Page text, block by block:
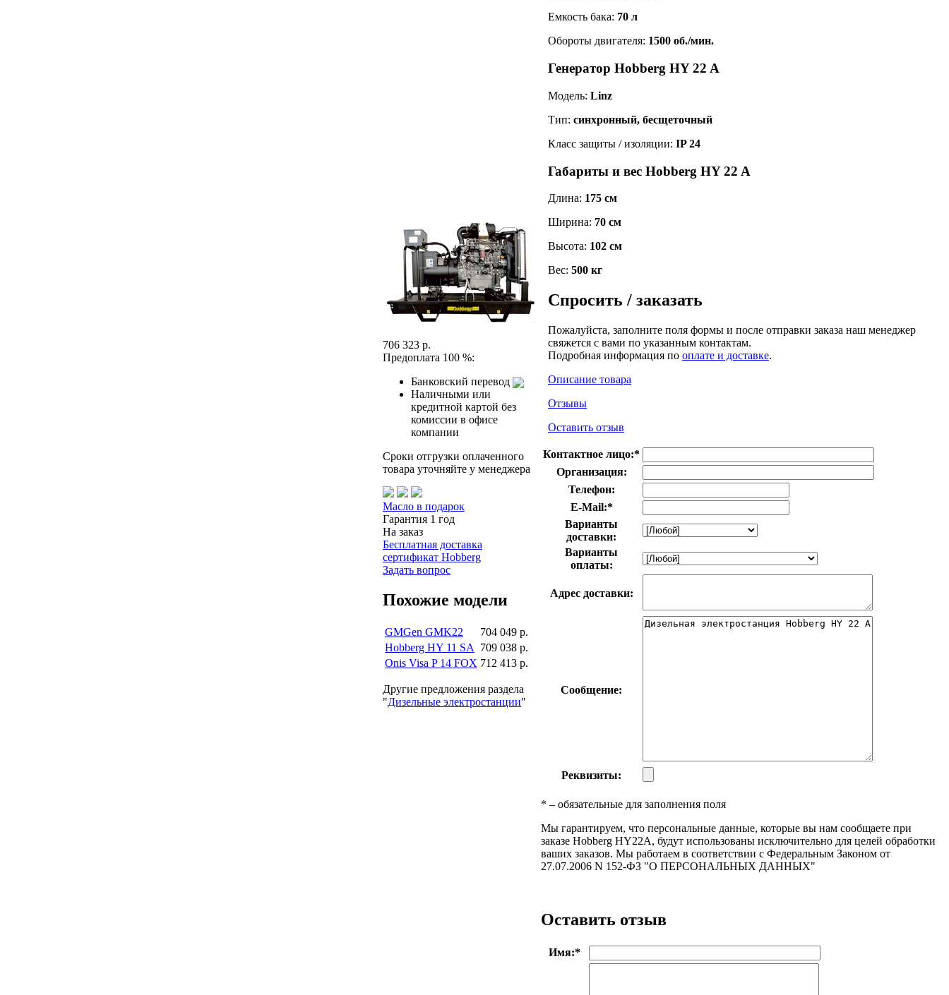
706 323 р.
Предоплата 100 %:
Банковский перевод
Наличными или
кредитной картой без
комиссии в офисе
компании
Сроки отгрузки оплаченного
товара уточняйте у менеджера
Масло в подарок
Гарантия 1 год
На заказ
Бесплатная доставка
сертификат Hobberg
Задать вопрос
Похожие модели
GMGen GMK22
704 049 р.
Hobberg HY 11 SA
709 038 р.
Onis Visa P 14 FOX 712 413 р.
Другие предложения раздела
"Дизельные электростанции"
Емкость бака: 70 л
Обороты двигателя: 1500 об./мин.
Генератор Hobberg HY 22 A
Модель: Linz
Тип: синхронный, бесщеточный
Класс защиты / изоляции: IP 24
Габариты и вес Hobberg HY 22 A
Длина: 175 см
Ширина: 70 см
Высота: 102 см
Вес: 500 кг
Спросить / заказать
Пожалуйста, заполните поля формы и после отправки заказа наш менеджер
свяжется с вами по указанным контактам.
Подробная информация по оплате и доставке.
Описание товара
Отзывы
Оставить отзыв
Контактное лицо:*
Организация:
Телефон:
E-Mail:*
Варианты
доставки:
Варианты
оплаты:
Адрес доставки:
Сообщение:
Реквизиты:
* – обязательные для заполнения поля
Мы гарантируем, что персональные данные, которые вы нам сообщаете при
заказе Hobberg HY22A, будут использованы исключительно для целей обработки
ваших заказов. Мы работаем в соответствии с Федеральным Законом от
27.07.2006 N 152-ФЗ "О ПЕРСОНАЛЬНЫХ ДАННЫХ"
Оставить отзыв
Имя:*